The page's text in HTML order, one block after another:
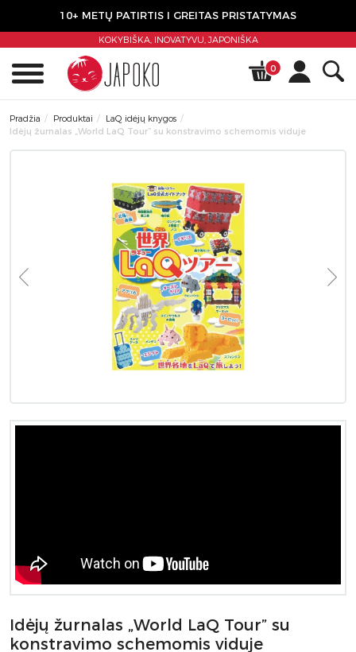
10+ METŲ PATIRTIS I GREITAS PRISTATYMAS
KOKYBIŠKA, INOVATYVU,JAPONIŠKA
0
Pradžia Produktai
LaQ idėjų knygos
Idėjų žurnalas „World LaQ Tour” su konstravimo schemomis viduje
Idėjų žurnalas „World LaQ Tour” su
konstravimo schemomis viduje